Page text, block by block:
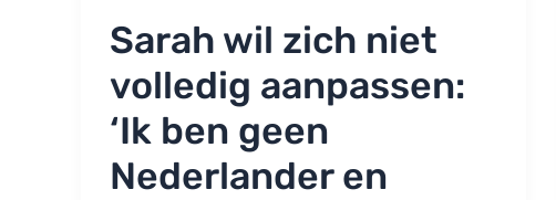
Sarah wil zich niet
volledig aanpassen:
‘Ik ben geen
Nederlander en